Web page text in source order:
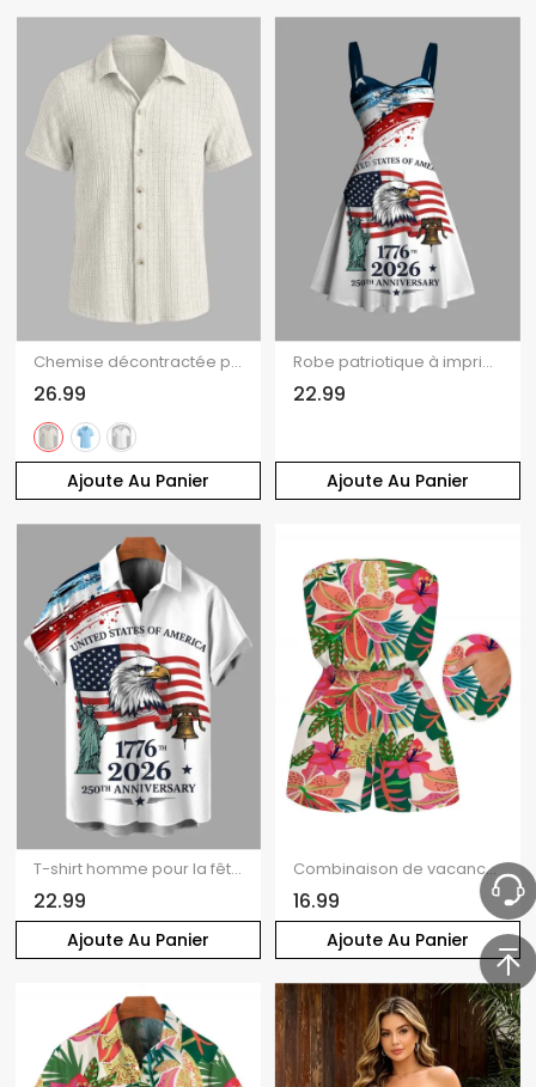
Ajoute Au Panier
Chemise décontractée pour homme, en maille texturée, couleur unie, à boutons
26.99
Ajoute Au Panier
Robe patriotique à imprimé drapeau américain et aigle, commémorant le 250e anniversaire de la Statue de la Liberté et la fête de l'Indépendance. Buste froncé.
22.99
Ajoute Au Panier
T-shirt homme pour la fête de l'Indépendance, drapeau américain, aigle, Statue de la Liberté, imprimé patriotique pour le 250e anniversaire
22.99
Ajoute Au Panier
Combinaison de vacances à imprimé floral tropical vibrant et poches, épaules dénudées
16.99